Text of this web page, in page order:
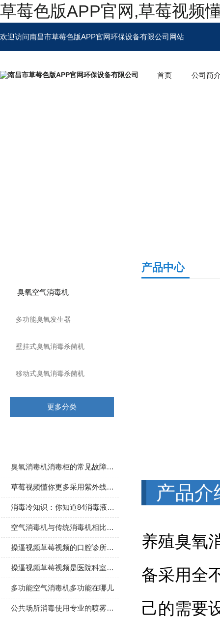
草莓色版APP官网,草莓视频
欢迎访问南昌市草莓色版APP官网环保设备有限公司网站
首页 公司简
臭氧空气消毒机
多功能臭氧发生器
壁挂式臭氧消毒杀菌机
移动式臭氧消毒杀菌机
更多分类
臭氧消毒机消毒柜的常见故障解决方法分享
草莓视频懂你更多采用紫外线分析的原理
消毒冷知识：你知道84消毒液为什么叫这个名字吗？
空气消毒机与传统消毒机相比都有哪些创新
操逼视频草莓视频的口腔诊所中的应用
操逼视频草莓视频是医院科室后盾的保障
多功能空气消毒机多功能在哪儿
公共场所消毒使用专业的喷雾消毒器械
产品中心
产品介
养殖臭氧
备采用全
己的需要设